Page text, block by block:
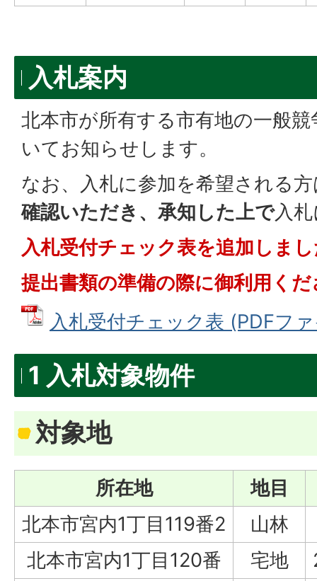
入札案内
北本市が所有する市有地の一般
いてお知らせします。
なお、入札に参加を希望される
確認いただき、承知した上で入
入札受付チェック表を追加しま
提出書類の準備の際に御利用く
入札受付チェック表 (PDFフ
1 入札対象物件
対象地
所在地
地目
北本市宮内1丁目119番2
山林
北本市宮内1丁目120番
宅地